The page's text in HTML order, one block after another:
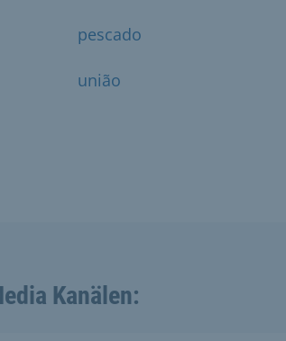
pescado
união
Kanälen: